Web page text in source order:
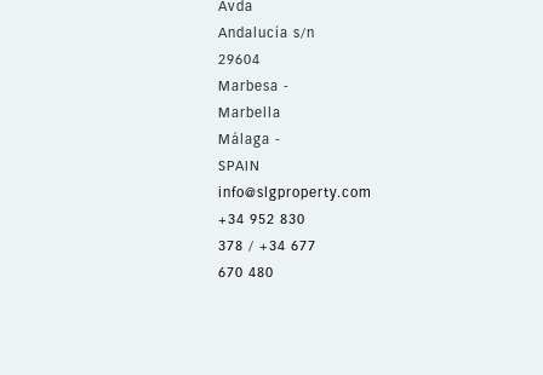
Avda
Andalucía s/n
29604
Marbesa -
Marbella
Málaga -
SPAIN
info@slgproperty.com
+34 952 830
378 / +34 677
670 480